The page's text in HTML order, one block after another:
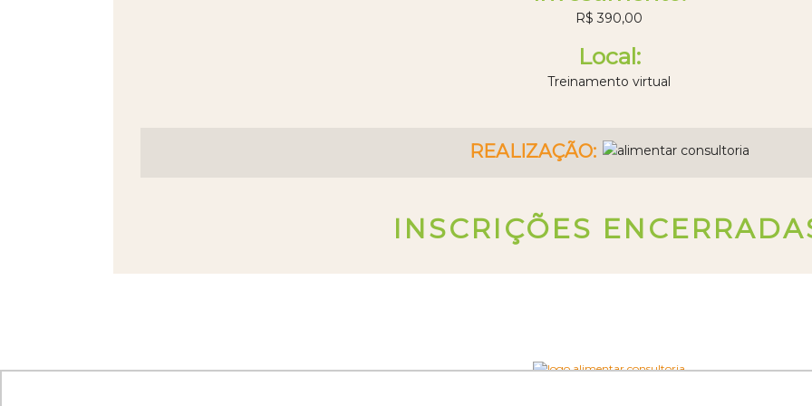
R$ 390,00
Local:
Treinamento virtual
REALIZAÇÃO:
INSCRIÇÕES